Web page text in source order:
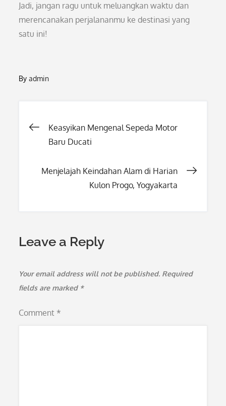
Jadi, jangan ragu untuk meluangkan waktu dan
merencanakan perjalananmu ke destinasi yang
satu ini!
Byadmin
Post
Keasyikan Mengenal Sepeda Motor
Baru Ducati
Menjelajah Keindahan Alam di Harian
Kulon Progo, Yogyakarta
Leave a Reply
Your email address will not be published. Required
fields are marked *
Comment *